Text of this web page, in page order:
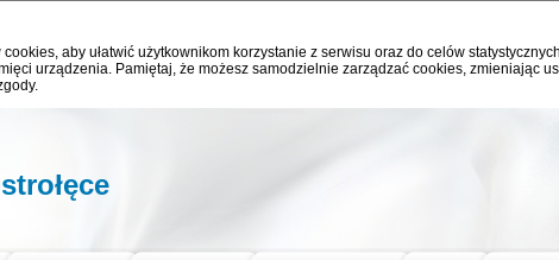
aby ułatwić użytkownikom korzystanie z serwisu oraz do celów
urządzenia. Pamiętaj, że możesz samodzielnie zarządzać cookies, zmieniając